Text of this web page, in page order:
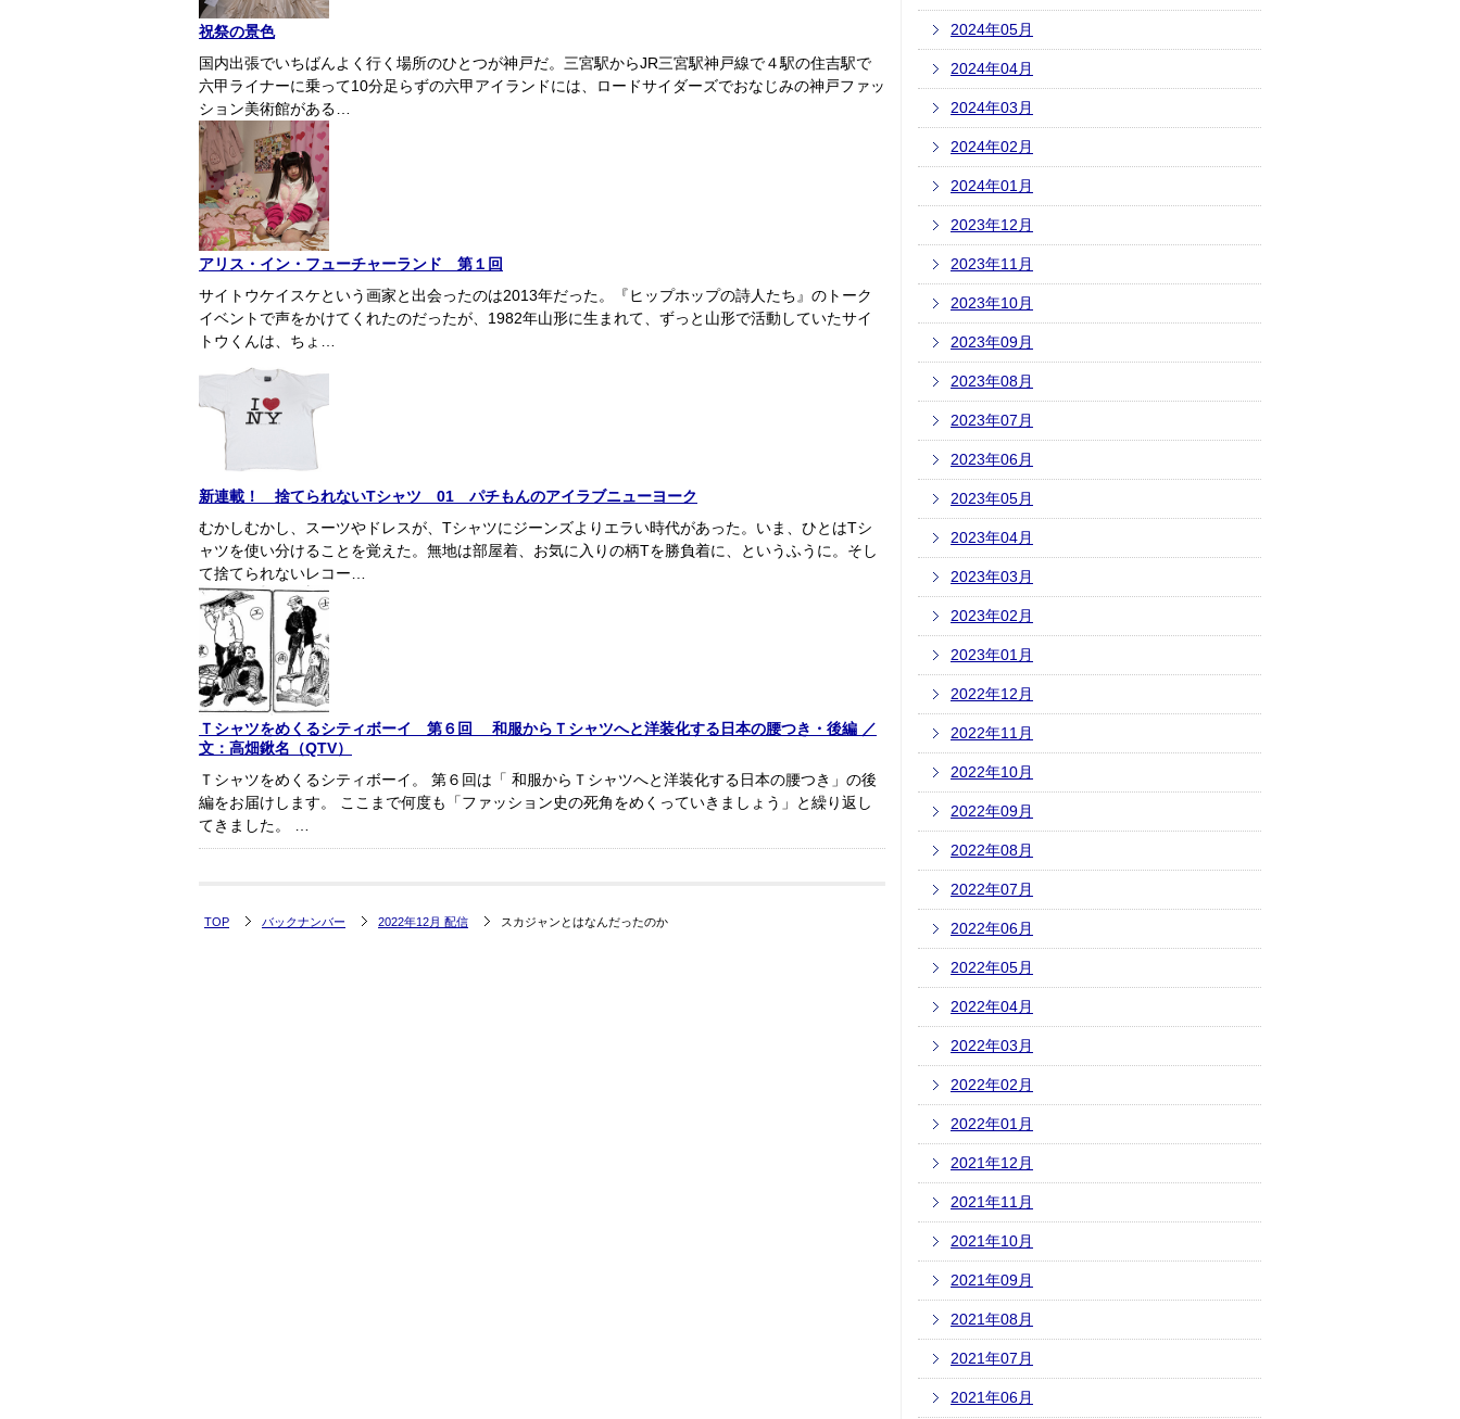
祝祭の景色
国内出張でいちばんよく行く場所のひとつが神戸だ。三宮駅からJR三宮駅神戸線で４駅の住吉駅で
六甲ライナーに乗って10分足らずの六甲アイランドには、ロードサイダーズでおなじみの神戸ファッ
ション美術館がある…
アリス・イン・フューチャーランド 第１回
サイトウケイスケという画家と出会ったのは2013年だった。『ヒップホップの詩人たち』のトーク
イベントで声をかけてくれたのだったが、1982年山形に生まれて、ずっと山形で活動していたサイ
トウくんは、ちょ…
新連載！ 捨てられないTシャツ 01 パチもんのアイラブニューヨーク
むかしむかし、スーツやドレスが、Tシャツにジーンズよりエラい時代があった。いま、ひとはTシ
ャツを使い分けることを覚えた。無地は部屋着、お気に入りの柄Tを勝負着に、というふうに。そし
て捨てられないレコー…
Ｔシャツをめくるシティボーイ 第６回 和服からＴシャツへと洋装化する日本の腰つき・後編 ／
文：高畑鍬名（QTV）
Ｔシャツをめくるシティボーイ。 第６回は「 和服からＴシャツへと洋装化する日本の腰つき」の後
編をお届けします。 ここまで何度も「ファッション史の死角をめくっていきましょう」と繰り返し
てきました。 …
TOP バックナンバー 2022年12月 配信 スカジャンとはなんだったのか
2024年05月
2024年04月
2024年03月
2024年02月
2024年01月
2023年12月
2023年11月
2023年10月
2023年09月
2023年08月
2023年07月
2023年06月
2023年05月
2023年04月
2023年03月
2023年02月
2023年01月
2022年12月
2022年11月
2022年10月
2022年09月
2022年08月
2022年07月
2022年06月
2022年05月
2022年04月
2022年03月
2022年02月
2022年01月
2021年12月
2021年11月
2021年10月
2021年09月
2021年08月
2021年07月
2021年06月